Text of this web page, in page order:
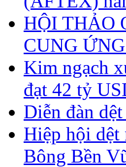
HỘI THẢO
CUNG
Kim ngạch
đạt 42 tỷ
Diễn đàn
Hiệp hội
Bông Bền